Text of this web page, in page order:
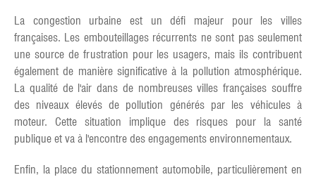
La congestion urbaine est un défi majeur pour les villes
françaises. Les embouteillages récurrents ne sont pas seulement
une source de frustration pour les usagers, mais ils contribuent
également de manière significative à la pollution atmosphérique.
La qualité de l'air dans de nombreuses villes françaises souffre
des niveaux élevés de pollution générés par les véhicules à
moteur. Cette situation implique des risques pour la santé
publique et va à l'encontre des engagements environnementaux.
Enfin, la place du stationnement automobile, particulièrement en